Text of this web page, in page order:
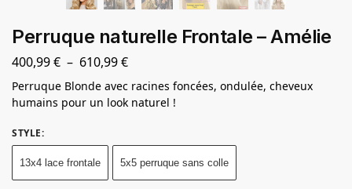
Perruque naturelle Frontale – Amélie
400,99€ – 610,99€
Perruque Blonde avec racines foncées, ondulée, cheveux
humains pour un look naturel !
STYLE:
13x4 lace frontale 5x5 perruque sans colle